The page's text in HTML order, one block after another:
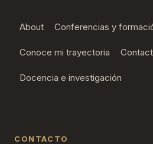
About Conferencias y
Conoce mi trayectoria
Docencia e investigación
CONTACTO